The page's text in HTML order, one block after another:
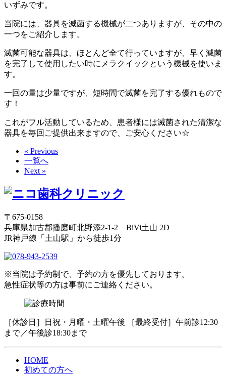
いずみです。
当院には、器具を滅菌する機械が二つありますが、その中の
一つをご紹介します。
滅菌可能な器具は、ほとんど全て行っていますが、早く滅菌
を完了して使用したい時にメラクイックという機械を使いま
す。
一回の量は少量ですが、短時間で滅菌を完了する優れもので
す！
これがフル活動しているため、患者様には滅菌された清潔な
器具を毎回ご提供出来ますので、ご安心ください☆
« Previous
一覧へ
Next »
〒675-0158
兵庫県加古郡播磨町北野添2-1-2 BiVi土山 2D
JR神戸線「土山駅」から徒歩1分
※当院は予約制で、予約の方を優先しております。
急性症状等の方は事前にご連絡ください。
［休診日］日祝・月曜・土曜午後 ［最終受付］午前診12:30
まで／午後診18:30まで
HOME
初めての方へ